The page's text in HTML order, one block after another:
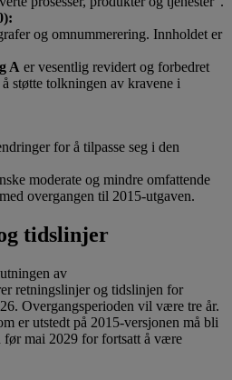
og omnummerering. Innholdet er
A er vesentlig revidert og forbedret
støtte tolkningen av kravene i
for å tilpasse seg i den
moderate og mindre omfattende
overgangen til 2015-utgaven.
tidslinjer
av
retningslinjer og tidslinjen for
Overgangsperioden vil være tre år.
er utstedt på 2015-versjonen må bli
mai 2029 for fortsatt å være